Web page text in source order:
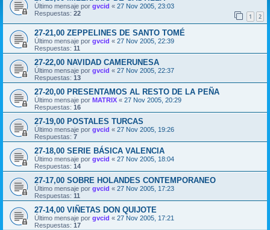
Último mensaje por gvcid « 27 Nov 2005, 23:03
Respuestas: 22 1 2
27-21,00 ZEPPELINES DE SANTO TOMÉ
Último mensaje por gvcid « 27 Nov 2005, 22:39
Respuestas: 11
27-22,00 NAVIDAD CAMERUNESA
Último mensaje por gvcid « 27 Nov 2005, 22:37
Respuestas: 13
27-20,00 PRESENTAMOS AL RESTO DE LA PEÑA
Último mensaje por MATRIX « 27 Nov 2005, 20:29
Respuestas: 16
27-19,00 POSTALES TURCAS
Último mensaje por gvcid « 27 Nov 2005, 19:26
Respuestas: 7
27-18,00 SERIE BÁSICA VALENCIA
Último mensaje por gvcid « 27 Nov 2005, 18:04
Respuestas: 14
27-17,00 SOBRE HOLANDES CONTEMPORANEO
Último mensaje por gvcid « 27 Nov 2005, 17:23
Respuestas: 11
27-14,00 VIÑETAS DON QUIJOTE
Último mensaje por gvcid « 27 Nov 2005, 17:21
Respuestas: 17